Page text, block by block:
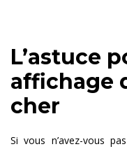
L’astuce
affichage
cher
Si vous n’avez-vous